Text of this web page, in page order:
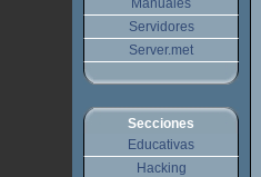
Manuales
Servidores
Server.met
Secciones
Educativas
Hacking